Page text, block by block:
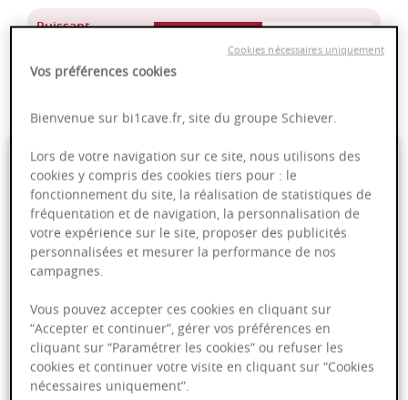
Puissant
Epicé
39,00 €
75cl- soit52,00 €/ L
Ajouter au panier
Livraison offerte dans nos points de vente
Emballage anti-casse
Vos préférences cookies
Bienvenue sur bi1cave.fr, site du groupe Schiever.
Lors de votre navigation sur ce site, nous utilisons des
cookies y compris des cookies tiers pour : le
fonctionnement du site, la réalisation de statistiques de
fréquentation et de navigation, la personnalisation de
votre expérience sur le site, proposer des publicités
personnalisées et mesurer la performance de nos
campagnes.
Vous pouvez accepter ces cookies en cliquant sur
“Accepter et continuer”, gérer vos préférences en
cliquant sur “Paramétrer les cookies” ou refuser les
cookies et continuer votre visite en cliquant sur “Cookies
nécessaires uniquement”.
Cookies nécessaires uniquement